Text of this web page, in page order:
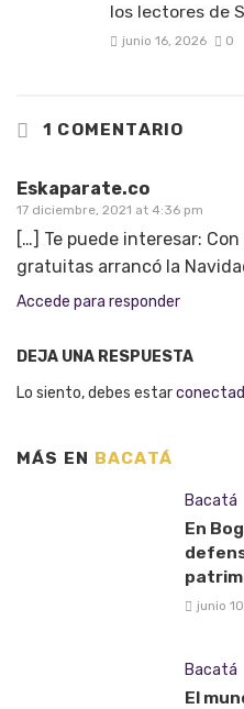
los lectores de
junio 16, 2026 0
1 COMENTARIO
Eskaparate.co
17 diciembre, 2021 at 4:36 pm
[…] Te puede interesar:
gratuitas arrancó la
Accede para responder
DEJA UNA RESPUESTA
Lo siento, debes estar
MÁS EN BACATÁ
Bacatá
En
junio
Bacatá
El